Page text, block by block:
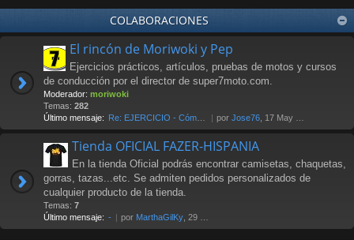
COLABORACIONES
El rincón de Moriwoki y Pep
Ejercicios prácticos, artículos, pruebas de motos y cursos
de conducción por el director de super7moto.com.
Moderador: moriwoki
Temas: 282
Último mensaje: Re: EJERCICIO - Cómo frenar. … por Jose76 , 17 May 2018 00:17
Tienda OFICIAL FAZER-HISPANIA
En la tienda Oficial podrás encontrar camisetas, chaquetas,
gorras, tazas...etc. Se admiten pedidos personalizados de
cualquier producto de la tienda.
Temas: 7
Último mensaje: - por MarthaGilKy , 29 Jul 2026 12:38